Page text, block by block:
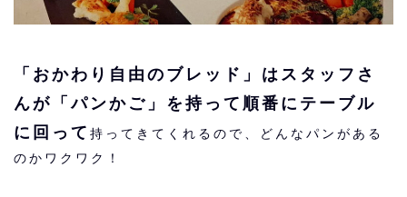
「おかわり自由のブレッド」はスタッフさ
んが「パンかご」を持って順番にテーブル
に回って 持ってきてくれるので、どんなパンがある
のかワクワク！